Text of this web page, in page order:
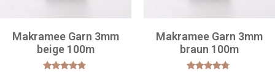
Makramee Garn 3mm
beige 100m
Makramee Garn 3mm
braun 100m